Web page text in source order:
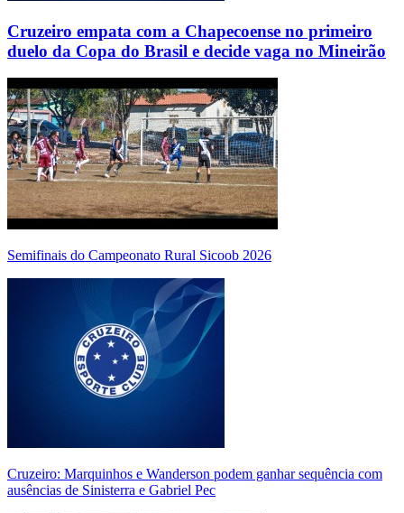
Cruzeiro empata com a Chapecoense no primeiro
duelo da Copa do Brasil e decide vaga no Mineirão
Semifinais do Campeonato Rural Sicoob 2026
Cruzeiro: Marquinhos e Wanderson podem ganhar sequência com
ausências de Sinisterra e Gabriel Pec